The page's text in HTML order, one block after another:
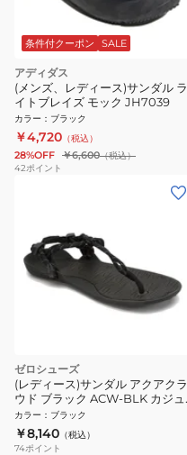
条件付クーポン SALE
アディダス
(メンズ、レディース)サンダル ラ
イトブレイズ モック JH7039
カラー ： ブラック
￥4,720 （税込）
28%OFF ￥6,600（税込）
42ポイント
ゼロシューズ
(レディース)サンダル アクアクラ
ウド ブラック ACW-BLK カジュ
アルサンダル シューズ アウトド
ア レジャー
カラー ： ブラック
￥8,140 （税込）
74ポイント